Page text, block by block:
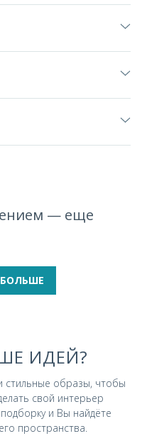
— еще
ИДЕЙ?
стильные образы, чтобы
свой интерьер
и Вы найдёте
пространства.